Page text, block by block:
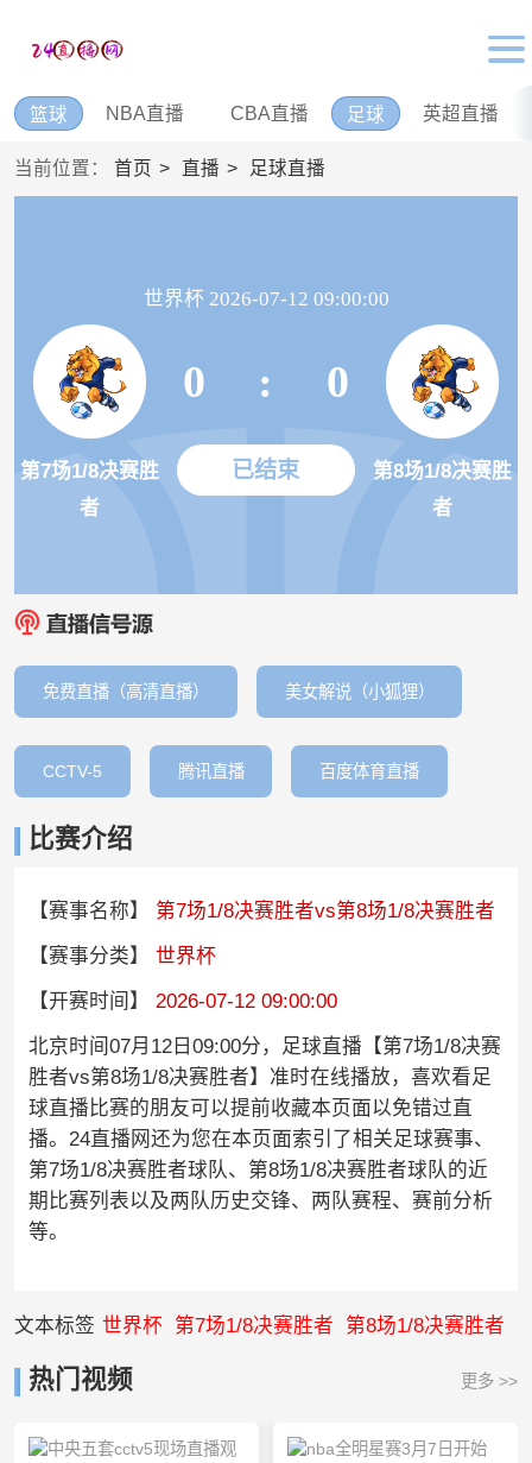
篮球 NBA直播 CBA直播 足球 英超直播
当前位置： 首页 直播 足球直播
世界杯 2026-07-12 09:00:00
第7场1/8决赛胜
者
0 : 0
已结束
第8场1/8决赛胜
者
免费直播（高清直播） 美女解说（小狐狸）
CCTV-5 腾讯直播 百度体育直播
比赛介绍
【赛事名称】
第7场1/8决赛胜者vs第8场1/8决赛胜者
【赛事分类】
世界杯
【开赛时间】
2026-07-12 09:00:00
北京时间07月12日09:00分，足球直播【第7场1/8决赛
胜者vs第8场1/8决赛胜者】准时在线播放，喜欢看足
球直播比赛的朋友可以提前收藏本页面以免错过直
播。24直播网还为您在本页面索引了相关足球赛事、
第7场1/8决赛胜者球队、第8场1/8决赛胜者球队的近
期比赛列表以及两队历史交锋、两队赛程、赛前分析
等。
文本标签 世界杯 第7场1/8决赛胜者 第8场1/8决赛胜者
热门视频 更多 >>